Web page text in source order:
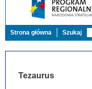
Strona główna Szukaj
Tezaurus